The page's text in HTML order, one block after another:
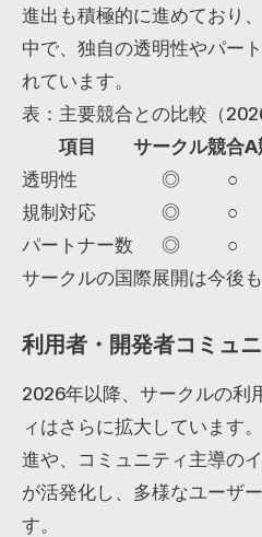
進出も積極的に進めており
中で、独自の透明性やパー
れています。
表：主要競合との比較（
項目
サークル競合A
透明性
◎ ○
規制対応
◎ ○
パートナー数
◎ ○
サークルの国際展開は今後
利用者・開発者コミュ
2026年以降、サークルの利
ィはさらに拡大しています
進や、コミュニティ主導の
が活発化し、多様なユーザ
す。